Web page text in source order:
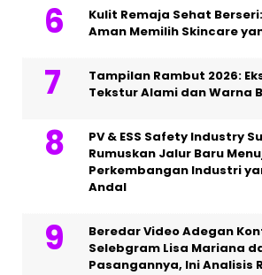
Kulit Remaja Sehat
Aman Memilih Skincare
Tampilan Rambut 2026:
Tekstur Alami dan Warna
PV & ESS Safety Industry
Rumuskan Jalur Baru
Perkembangan Industri
Andal
Beredar Video Adegan
Selebgram Lisa Mariana
Pasangannya, Ini Analisis